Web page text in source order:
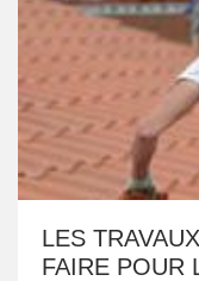
LES
FAIRE POUR